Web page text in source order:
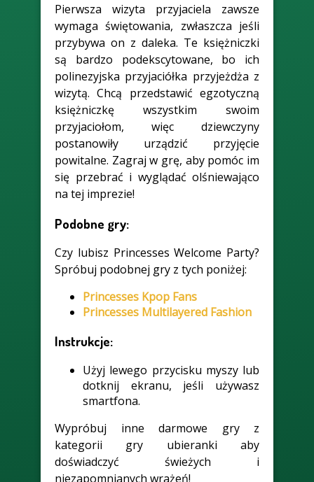
Pierwsza wizyta przyjaciela zawsze
wymaga świętowania, zwłaszcza jeśli
przybywa on z daleka. Te księżniczki
są bardzo podekscytowane, bo ich
polinezyjska przyjaciółka przyjeżdża z
wizytą. Chcą przedstawić egzotyczną
księżniczkę wszystkim swoim
przyjaciołom, więc dziewczyny
postanowiły urządzić przyjęcie
powitalne. Zagraj w grę, aby pomóc im
się przebrać i wyglądać olśniewająco
na tej imprezie!
Podobne gry:
Czy lubisz Princesses Welcome Party?
Spróbuj podobnej gry z tych poniżej:
Princesses Kpop Fans
Princesses Multilayered Fashion
Instrukcje:
Użyj lewego przycisku myszy lub
dotknij ekranu, jeśli używasz
smartfona.
Wypróbuj inne darmowe gry z
kategorii gry ubieranki aby
doświadczyć świeżych i
niezapomnianych wrażeń!